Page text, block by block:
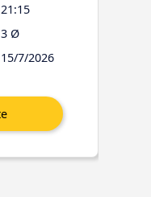
21:15
3 Ø
15/7/2026